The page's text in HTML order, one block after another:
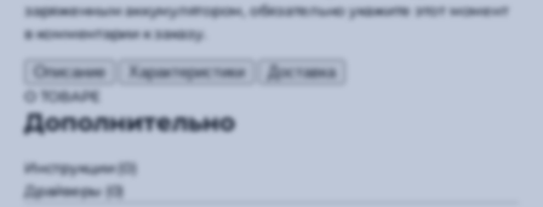
заряженным аккумулятором, обязательно укажите этот момент
в комментарии к заказу.
Описание Характеристики
Доставка
О ТОВАРЕ
Дополнительно
Инструкции(0)
Драйверы (0)